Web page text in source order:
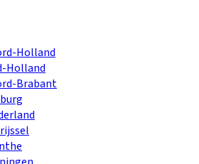
Holland
Holland
Brabant